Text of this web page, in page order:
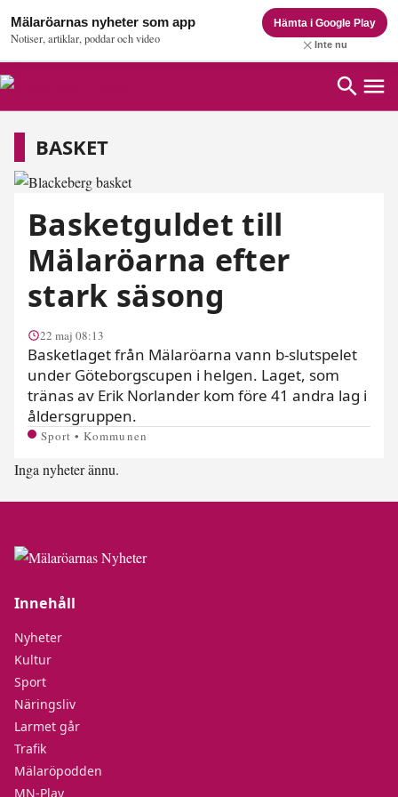
Mälaröarnas nyheter som app
Notiser, artiklar, poddar och video
Hämta i Google Play
Inte nu
Basket
BASKET
Basketguldet till
Mälaröarna efter
stark säsong
22 maj 08:13
Basketlaget från Mälaröarna vann b-slutspelet
under Göteborgscupen i helgen. Laget, som
tränas av Erik Norlander kom före 41 andra lag i
åldersgruppen.
Sport • Kommunen
Inga nyheter ännu.
Innehåll
Nyheter
Kultur
Sport
Näringsliv
Larmet går
Trafik
Mälaröpodden
MN-Play